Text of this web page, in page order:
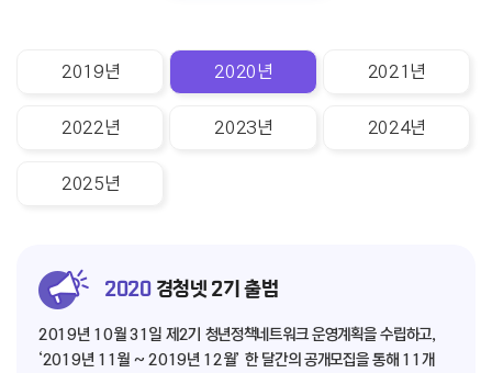
2019년 2020년 2021년
2022년 2023년 2024년
2025년
2020 경청넷 2기 출범
2019년 10월 31일 제2기 청년정책네트워크 운영계획을 수립하고,
‘2019년 11월 ~ 2019년 12월’ 한 달간의 공개모집을 통해 11개